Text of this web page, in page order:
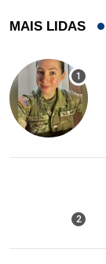
MAIS LIDAS